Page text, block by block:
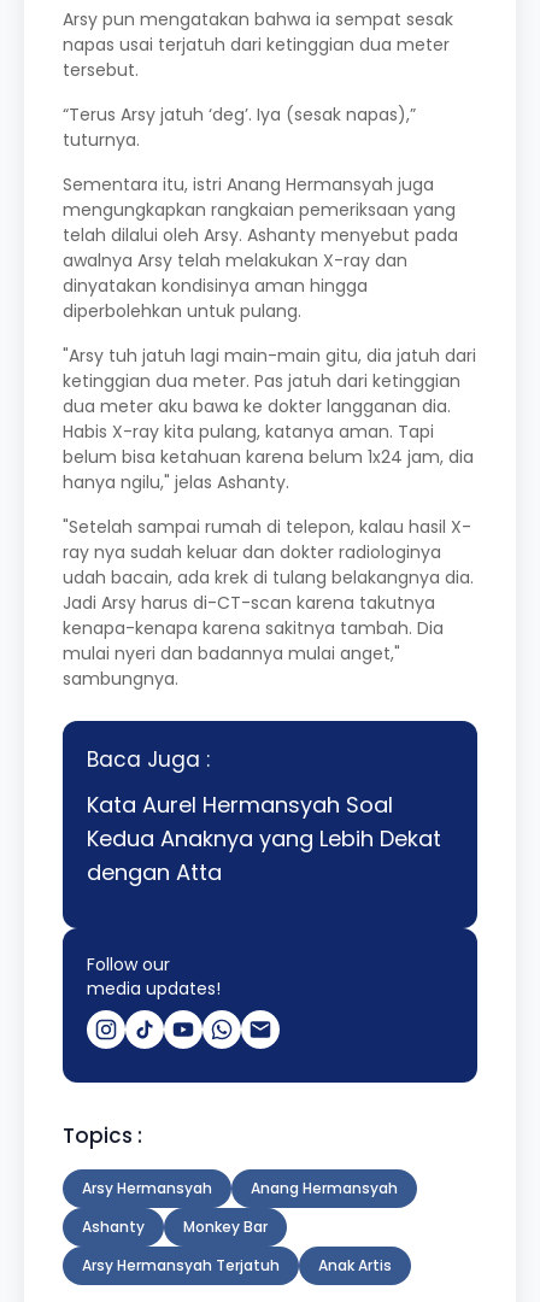
Arsy pun mengatakan bahwa ia sempat sesak
napas usai terjatuh dari ketinggian dua meter
tersebut.
“Terus Arsy jatuh ‘deg’. Iya (sesak napas),”
tuturnya.
Sementara itu, istri Anang Hermansyah juga
mengungkapkan rangkaian pemeriksaan yang
telah dilalui oleh Arsy. Ashanty menyebut pada
awalnya Arsy telah melakukan X-ray dan
dinyatakan kondisinya aman hingga
diperbolehkan untuk pulang.
"Arsy tuh jatuh lagi main-main gitu, dia jatuh dari
ketinggian dua meter. Pas jatuh dari ketinggian
dua meter aku bawa ke dokter langganan dia.
Habis X-ray kita pulang, katanya aman. Tapi
belum bisa ketahuan karena belum 1x24 jam, dia
hanya ngilu," jelas Ashanty.
"Setelah sampai rumah di telepon, kalau hasil X-
ray nya sudah keluar dan dokter radiologinya
udah bacain, ada krek di tulang belakangnya dia.
Jadi Arsy harus di-CT-scan karena takutnya
kenapa-kenapa karena sakitnya tambah. Dia
mulai nyeri dan badannya mulai anget,"
sambungnya.
Baca Juga :
Kata Aurel Hermansyah Soal
Kedua Anaknya yang Lebih Dekat
dengan Atta
Follow our
media updates!
Topics :
Arsy Hermansyah
Anang Hermansyah
Ashanty
Monkey Bar
Arsy Hermansyah Terjatuh
Anak Artis